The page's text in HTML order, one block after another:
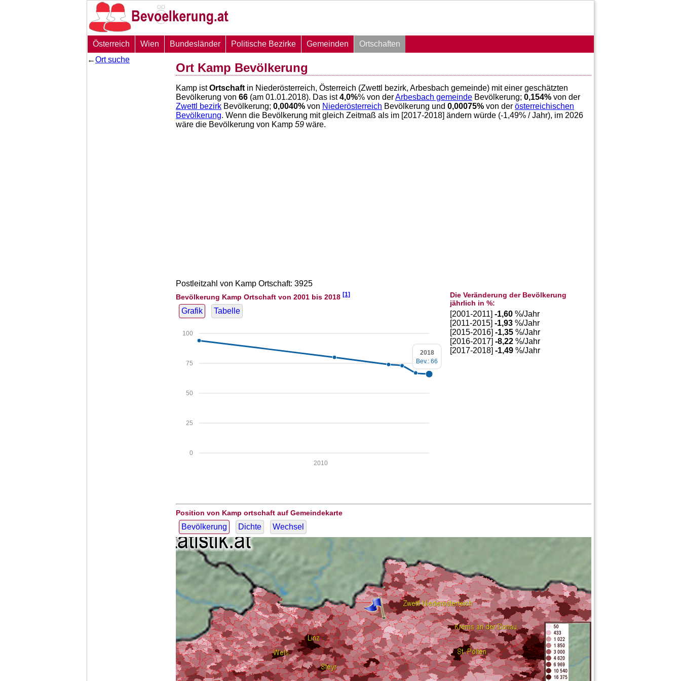
Österreich Wien Bundesländer Politische Bezirke Gemeinden
Ortschaften
←Ort suche
Ort Kamp Bevölkerung
Kamp istOrtschaft in Niederösterreich, Österreich (Zwettl bezirk, Arbesbach gemeinde) mit einer geschätzten
Bevölkerung von 66 (am 01.01.2018). Das ist4,0%% von derArbesbach gemeinde Bevölkerung; 0,154% von der
Zwettl bezirk Bevölkerung; 0,0040% von Niederösterreich Bevölkerung und 0,00075% von der österreichischen
Bevölkerung. Wenn die Bevölkerung mit gleich Zeitmaß als im [2017-2018] ändern würde (-1,49% / Jahr), im 2026
wäre die Bevölkerung von Kamp 59 wäre.
Postleitzahl von Kamp Ortschaft: 3925
Bevölkerung Kamp Ortschaft von 2001 bis 2018 [1]
Grafik Tabelle
0
25
50
75
100
2010
2018
Bev.: 66
Die Veränderung der Bevölkerung
jährlich in %:
[2001-2011]-1,60 %/Jahr
[2011-2015]-1,93 %/Jahr
[2015-2016]-1,35 %/Jahr
[2016-2017]-8,22 %/Jahr
[2017-2018]-1,49 %/Jahr
Position von Kamp ortschaft auf Gemeindekarte
Bevölkerung Dichte Wechsel